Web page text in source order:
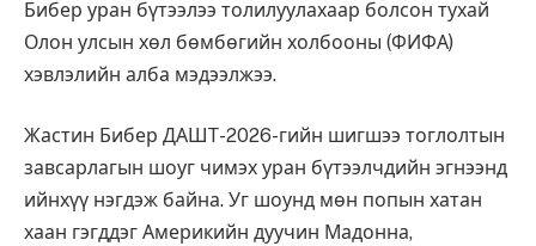
Бибер уран бүтээлээ толилуулахаар болсон тухай
Олон улсын хөл бөмбөгийн холбооны (ФИФА)
хэвлэлийн алба мэдээлжээ.
Жастин Бибер ДАШТ-2026-гийн шигшээ тоглолтын
завсарлагын шоуг чимэх уран бүтээлчдийн эгнээнд
ийнхүү нэгдэж байна. Уг шоунд мөн попын хатан
хаан гэгддэг Америкийн дуучин Мадонна,